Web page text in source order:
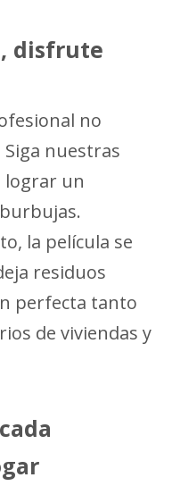
disfrute
no
nuestras
lograr un
la película se
residuos
perfecta tanto
de viviendas y